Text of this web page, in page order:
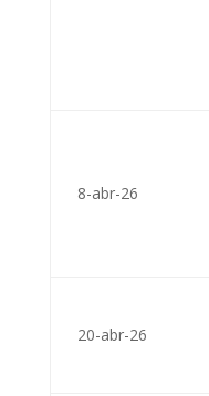
8-abr-26
20-abr-26